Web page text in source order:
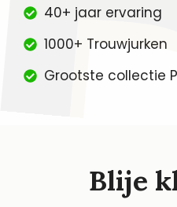
40+ jaar ervaring
1000+ Trouwjurken
Grootste collectie
Blije